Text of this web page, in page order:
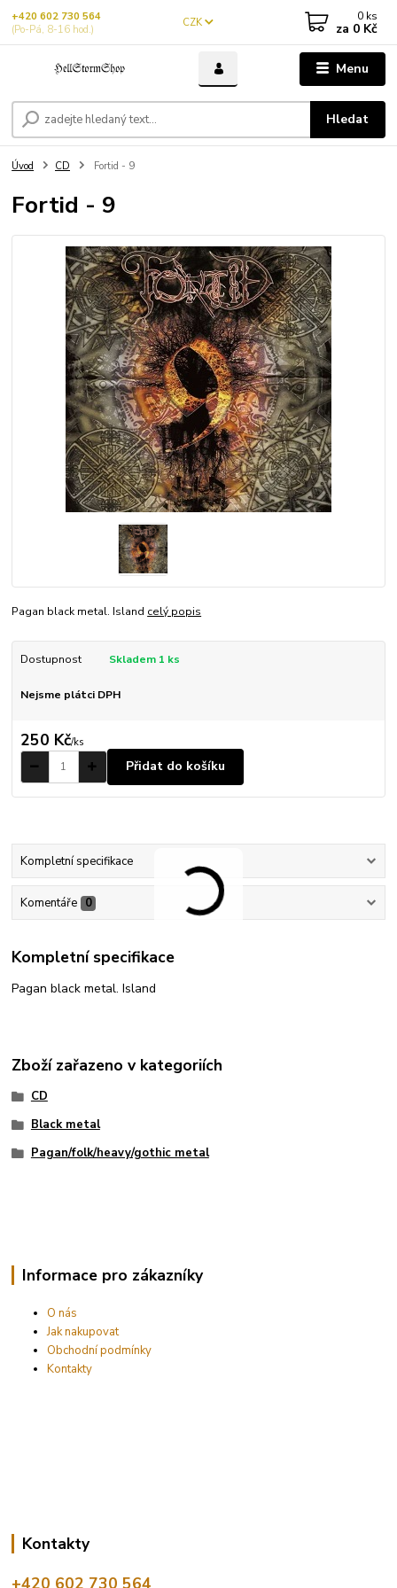
Menu
CZK
Hledat
+420 602 730 564
(Po-Pá, 8-16 hod.)
0 ks
za 0 Kč
Úvod CD Fortid - 9
Fortid - 9
Pagan black metal. Island celý popis
Dostupnost Skladem 1 ks
Nejsme plátci DPH
250 Kč/ks
Přidat do košíku
Kompletní specifikace
Komentáře 0
Kompletní specifikace
Pagan black metal. Island
Zboží zařazeno v kategoriích
CD
Black metal
Pagan/folk/heavy/gothic metal
Informace pro zákazníky
O nás
Jak nakupovat
Obchodní podmínky
Kontakty
Kontakty